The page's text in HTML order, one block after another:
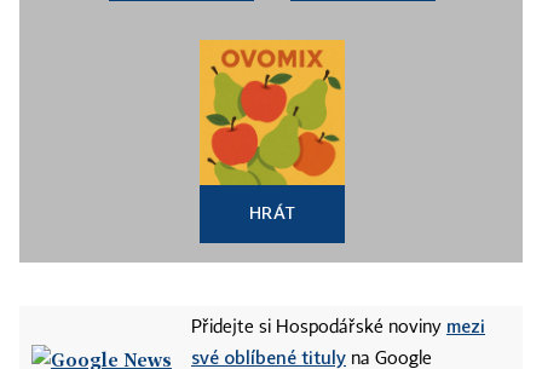
HRÁT
Přidejte si Hospodářské noviny mezi
své oblíbené tituly na Google